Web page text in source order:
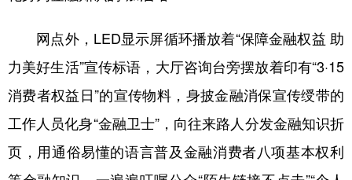
Deutsch Português
网点外，LED显示屏循环播放着“保障金融权益 助
力美好生活”宣传标语，大厅咨询台旁摆放着印有“3·15
消费者权益日”的宣传物料，身披金融消保宣传绶带的
工作人员化身“金融卫士”，向往来路人分发金融知识折
页，用通俗易懂的语言普及金融消费者八项基本权利